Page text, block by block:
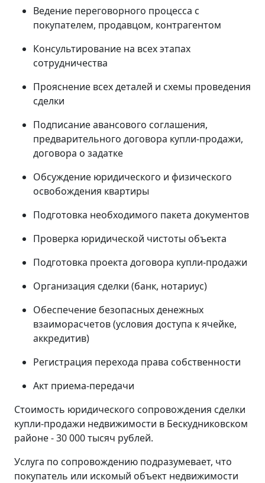
Ведение переговорного процесса с
покупателем, продавцом, контрагентом
Консультирование на всех этапах
сотрудничества
Прояснение всех деталей и схемы проведения
сделки
Подписание авансового соглашения,
предварительного договора купли-продажи,
договора о задатке
Обсуждение юридического и физического
освобождения квартиры
Подготовка необходимого пакета документов
Проверка юридической чистоты объекта
Подготовка проекта договора купли-продажи
Организация сделки (банк, нотариус)
Обеспечение безопасных денежных
взаиморасчетов (условия доступа к ячейке,
аккредитив)
Регистрация перехода права собственности
Акт приема-передачи
Стоимость юридического сопровождения сделки
купли-продажи недвижимости в Бескудниковском
районе - 30 000 тысяч рублей.
Услуга по сопровождению подразумевает, что
покупатель или искомый объект недвижимости